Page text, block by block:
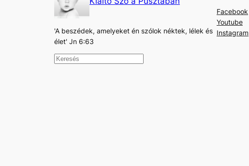
'A beszédek, amelyeket én szólok néktek, lélek és
élet' Jn 6:63
K
Facebook
Youtube
Instagram